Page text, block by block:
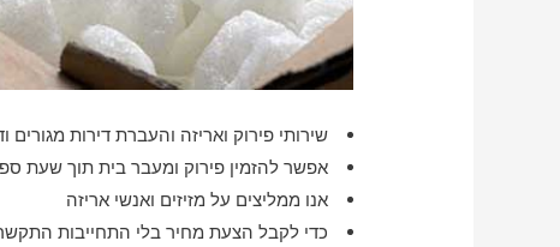
שירותי פירוק ואריזה והעברת דירות מגורים
אפשר להזמין פירוק ומעבר בית תוך שעת
אנו ממליצים על מזיזים ואנשי אריזה
כדי לקבל הצעת מחיר בלי התחייבות